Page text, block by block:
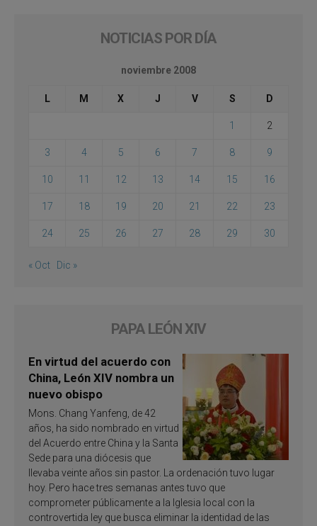
NOTICIAS POR DÍA
noviembre 2008
L M X J V S D
1 2
3 4 5 6 7 8 9
10 11 12 13 14 15 16
17 18 19 20 21 22 23
24 25 26 27 28 29 30
« Oct Dic »
PAPA LEÓN XIV
En virtud del acuerdo con
China, León XIV nombra un
nuevo obispo
Mons. Chang Yanfeng, de 42
años, ha sido nombrado en virtud
del Acuerdo entre China y la Santa
Sede para una diócesis que
llevaba veinte años sin pastor. La ordenación tuvo lugar
hoy. Pero hace tres semanas antes tuvo que
comprometer públicamente a la Iglesia local con la
controvertida ley que busca eliminar la identidad de las